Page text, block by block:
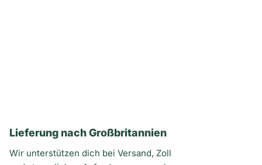
Lieferung nach Großbritannien
Wir unterstützen dich bei Versand, Zoll